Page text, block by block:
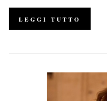
LEGGI TUTTO